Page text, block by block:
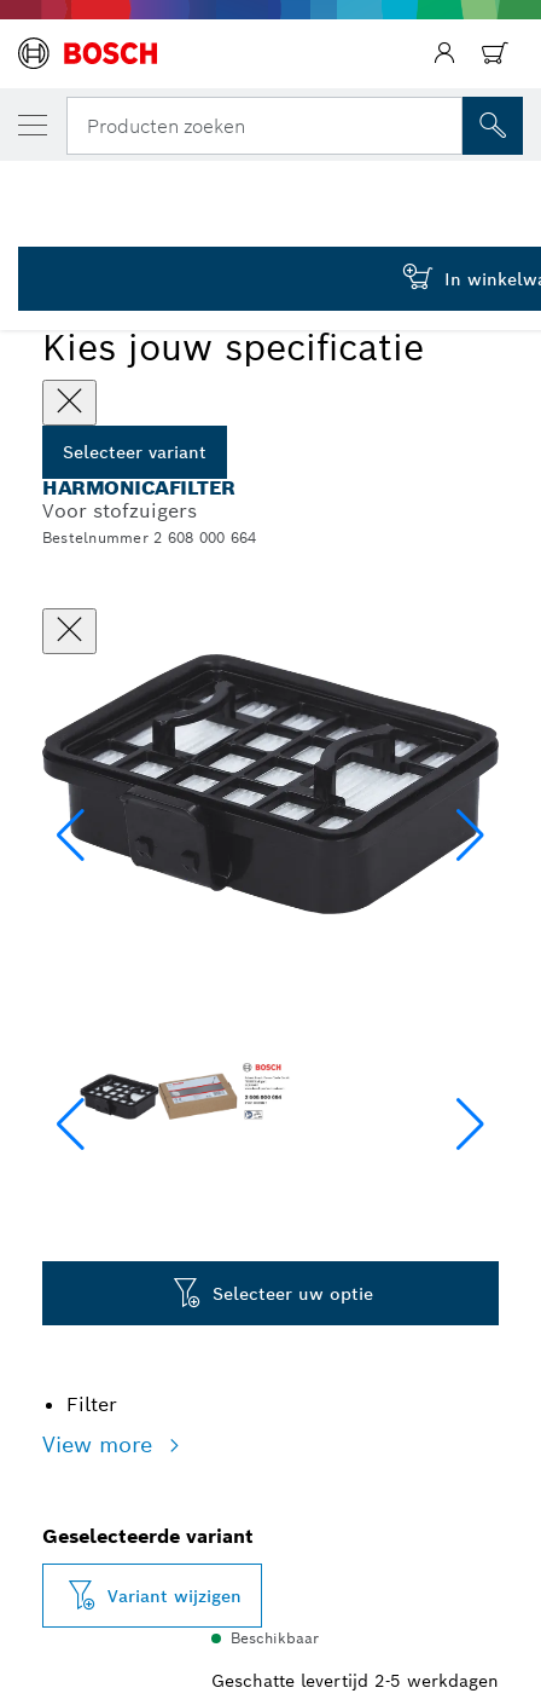
Producten zoeken
Kies jouw specificatie
Selecteer variant
HARMONICAFILTER
Voor stofzuigers
Bestelnummer 2 608 000 664
Filter
View more
Selecteer uw optie
Geselecteerde variant
Variant wijzigen
Beschikbaar
Geschatte levertijd 2-5 werkdagen
JOUW GESELECTEERDE VARIANT
Filter
2 608 000 664
In